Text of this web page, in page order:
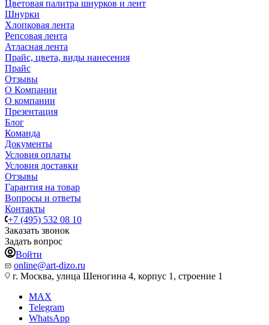
Цветовая палитра шнурков и лент
Шнурки
Хлопковая лента
Репсовая лента
Атласная лента
Прайс, цвета, виды нанесения
Прайс
Отзывы
О Компании
О компании
Презентация
Блог
Команда
Документы
Условия оплаты
Условия доставки
Отзывы
Гарантия на товар
Вопросы и ответы
Контакты
+7 (495) 532 08 10
Заказать звонок
Задать вопрос
Войти
online@art-dizo.ru
г. Москва, улица Шеногина 4, корпус 1, строение 1
MAX
Telegram
WhatsApp